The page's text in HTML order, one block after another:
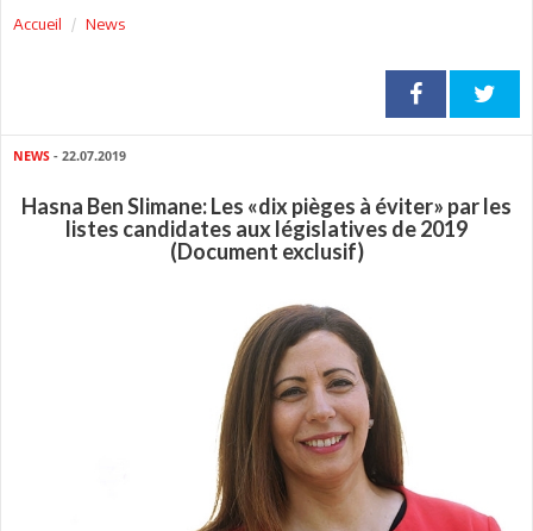
Accueil News
NEWS - 22.07.2019
Hasna Ben Slimane: Les «dix pièges à éviter» par les
listes candidates aux législatives de 2019
(Document exclusif)